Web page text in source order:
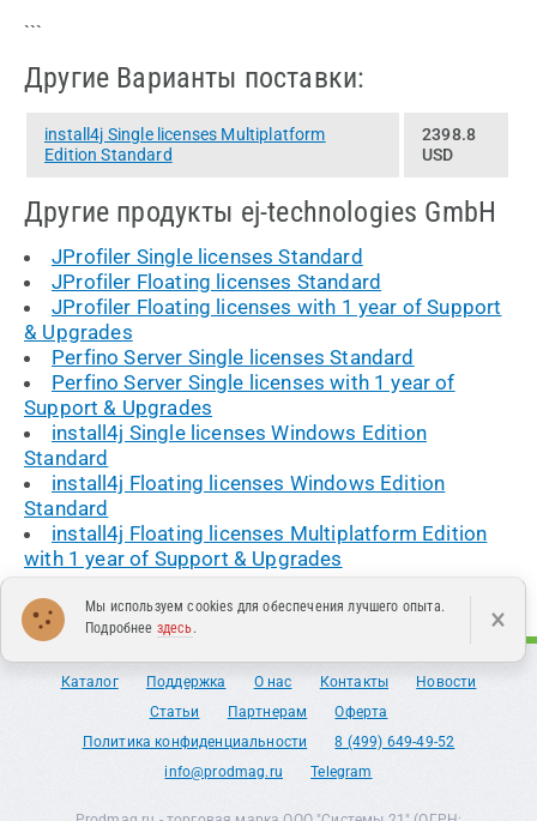
```
Другие Варианты поставки:
install4j Single licenses Multiplatform
Edition Standard
2398.8
USD
Другие продукты ej-technologies GmbH
JProfiler Single licenses Standard
JProfiler Floating licenses Standard
JProfiler Floating licenses with 1 year of Support
& Upgrades
Perfino Server Single licenses Standard
Perfino Server Single licenses with 1 year of
Support & Upgrades
install4j Single licenses Windows Edition
Standard
install4j Floating licenses Windows Edition
Standard
install4j Floating licenses Multiplatform Edition
with 1 year of Support & Upgrades
Каталог Поддержка О нас Контакты
Новости
Статьи
Партнерам
Оферта
Политика конфиденциальности
8 (499) 649-49-52
info@prodmag.ru
Telegram
Мы используем cookies для обеспечения лучшего опыта.
Подробнее здесь. ×